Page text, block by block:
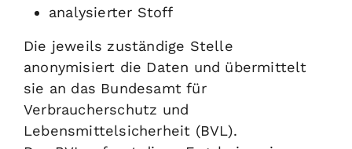
analysierter Stoff
Die jeweils zuständige Stelle
anonymisiert die Daten und übermittelt
sie an das Bundesamt für
Verbraucherschutz und
Lebensmittelsicherheit (BVL).